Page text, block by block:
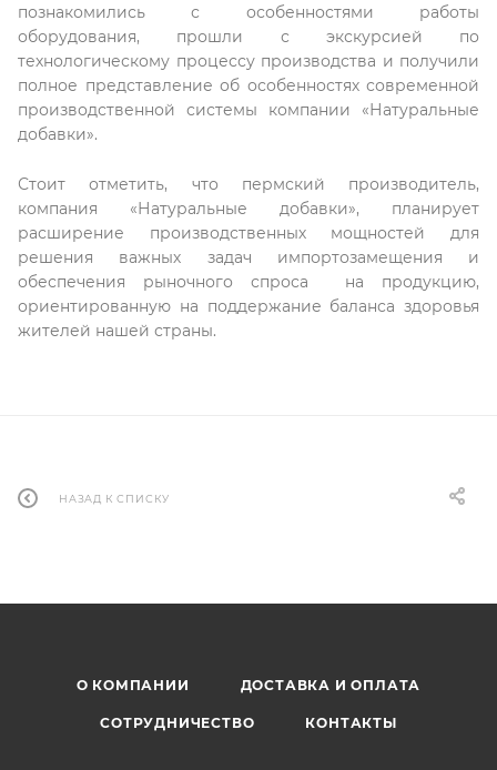
познакомились с особенностями работы
оборудования, прошли с экскурсией по
технологическому процессу производства и получили
полное представление об особенностях современной
производственной системы компании «Натуральные
добавки».
Стоит отметить, что пермский производитель,
компания «Натуральные добавки», планирует
расширение производственных мощностей для
решения важных задач импортозамещения и
обеспечения рыночного спроса на продукцию,
ориентированную на поддержание баланса здоровья
жителей нашей страны.
НАЗАД К СПИСКУ
О КОМПАНИИ ДОСТАВКА И ОПЛАТА
СОТРУДНИЧЕСТВО КОНТАКТЫ